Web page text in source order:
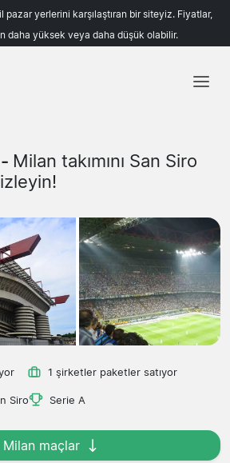
yerlerini karşılaştıran bir siteyiz. Fiyatlar,
daha yüksek veya daha düşük olabilir.
Takımlar
Ligler
Milan takımını San Siro
1 şirketler paketler satıyor
Siro Serie A
Milan maçlar